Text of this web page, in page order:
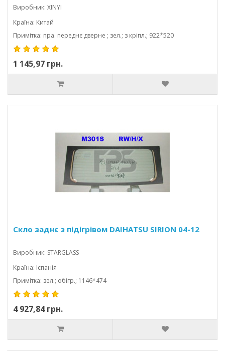
Виробник: XINYI
Країна: Китай
Примітка: пра. переднє дверне ; зел.; з кріпл.; 922*520
1 145,97 грн.
Скло заднє з підігрівом DAIHATSU SIRION 04-12
Виробник: STARGLASS
Країна: Іспанія
Примітка: зел.; обігр.; 1146*474
4 927,84 грн.